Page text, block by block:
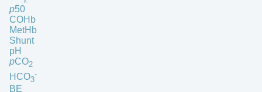
p50
COHb
MetHb
Shunt
pH
pCO2
HCO3
-
BE